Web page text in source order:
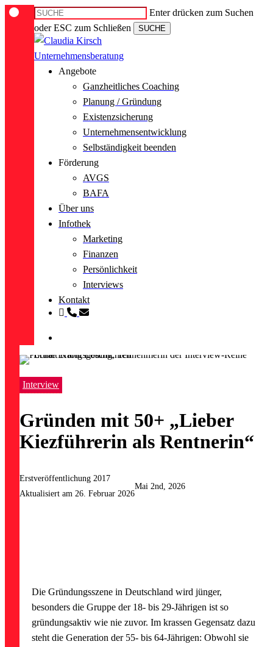
main
content
Enter drücken zum Suchen
oder ESC zum Schließen
SUCHE
Close
Search
Menu
Angebote
Ganzheitliches Coaching
Planung / Gründung
Existenzsicherung
Unternehmensentwicklung
Selbständigkeit beenden
Förderung
AVGS
BAFA
Über uns
Infothek
Marketing
Finanzen
Persönlichkeit
Interviews
Kontakt
linkedin
phone
email
Interview
Gründen mit 50+ „Lieber
Kiezführerin als Rentnerin“
Erstveröffentlichung 2017
Aktualisiert am 26. Februar 2026
Mai 2nd, 2026
Die Gründungsszene in Deutschland wird jünger,
besonders die Gruppe der 18- bis 29-Jährigen ist so
gründungsaktiv wie nie zuvor. Im krassen Gegensatz dazu
steht die Generation der 55- bis 64-Jährigen: Obwohl sie